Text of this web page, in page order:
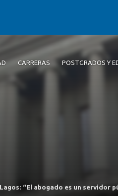
CARRERAS POSTGRADOS Y
“El abogado es un servidor